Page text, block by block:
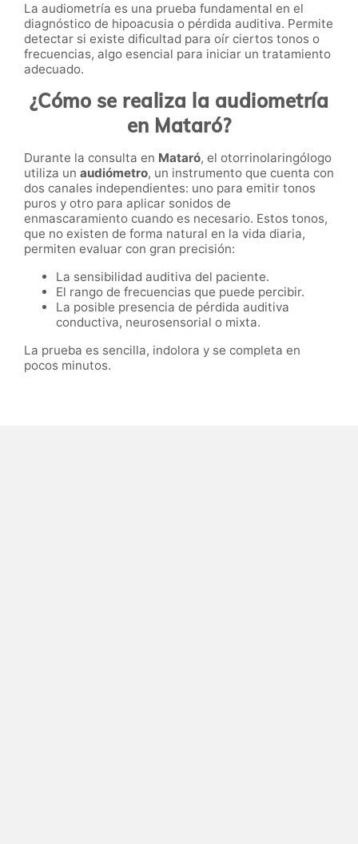
La audiometría es una prueba fundamental en el
diagnóstico de hipoacusia o pérdida auditiva. Permite
detectar si existe dificultad para oír ciertos tonos o
frecuencias, algo esencial para iniciar un tratamiento
adecuado.
¿Cómo se realiza la audiometría
en Mataró?
Durante la consulta en Mataró, el otorrinolaringólogo
utiliza un audiómetro, un instrumento que cuenta con
dos canales independientes: uno para emitir tonos
puros y otro para aplicar sonidos de
enmascaramiento cuando es necesario. Estos tonos,
que no existen de forma natural en la vida diaria,
permiten evaluar con gran precisión:
La sensibilidad auditiva del paciente.
El rango de frecuencias que puede percibir.
La posible presencia de pérdida auditiva
conductiva, neurosensorial o mixta.
La prueba es sencilla, indolora y se completa en
pocos minutos.